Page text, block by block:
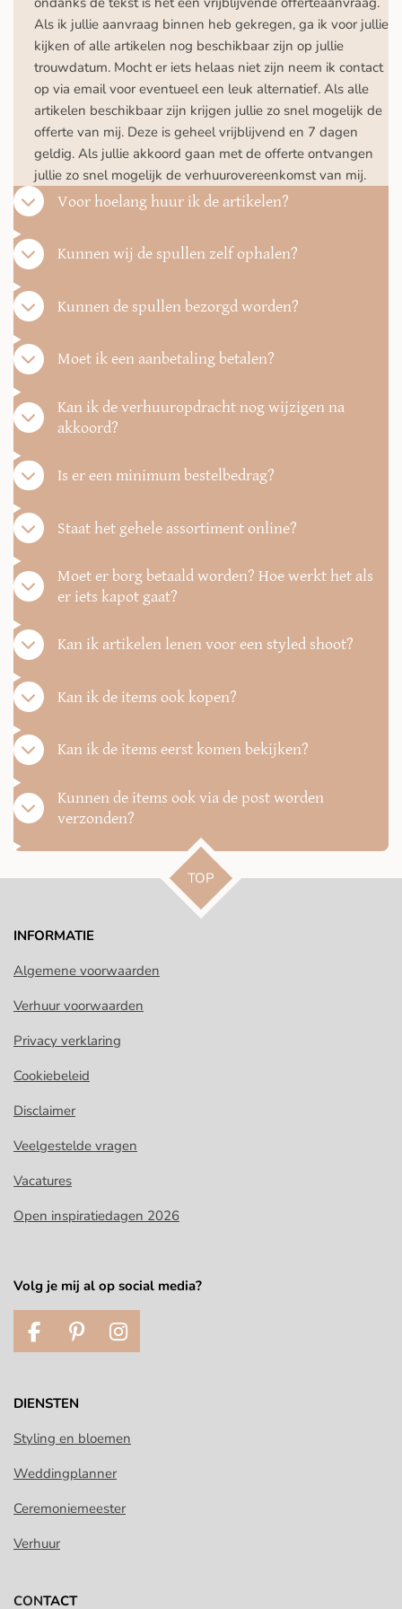
Als ik jullie aanvraag binnen heb gekregen, ga ik voor jullie
kijken of alle artikelen nog beschikbaar zijn op jullie
trouwdatum. Mocht er iets helaas niet zijn neem ik contact
op via email voor eventueel een leuk alternatief. Als alle
artikelen beschikbaar zijn krijgen jullie zo snel mogelijk de
offerte van mij. Deze is geheel vrijblijvend en 7 dagen
geldig. Als jullie akkoord gaan met de offerte ontvangen
jullie zo snel mogelijk de verhuurovereenkomst van mij.
Voor hoelang huur ik de artikelen?
Kunnen wij de spullen zelf ophalen?
Kunnen de spullen bezorgd worden?
Moet ik een aanbetaling betalen?
Kan ik de verhuuropdracht nog wijzigen na
akkoord?
Is er een minimum bestelbedrag?
Staat het gehele assortiment online?
Moet er borg betaald worden? Hoe werkt het als
er iets kapot gaat?
Kan ik artikelen lenen voor een styled shoot?
Kan ik de items ook kopen?
Kan ik de items eerst komen bekijken?
Kunnen de items ook via de post worden
verzonden?
TOP
INFORMATIE
Algemene voorwaarden
Verhuur voorwaarden
Privacy verklaring
Cookiebeleid
Disclaimer
Veelgestelde vragen
Vacatures
Open inspiratiedagen 2026
Volg je mij al op social media?
F
a
e
o
k
P
i
t
r
s
I
n
g
DIENSTEN
Styling en bloemen
Weddingplanner
Ceremoniemeester
Verhuur
CONTACT